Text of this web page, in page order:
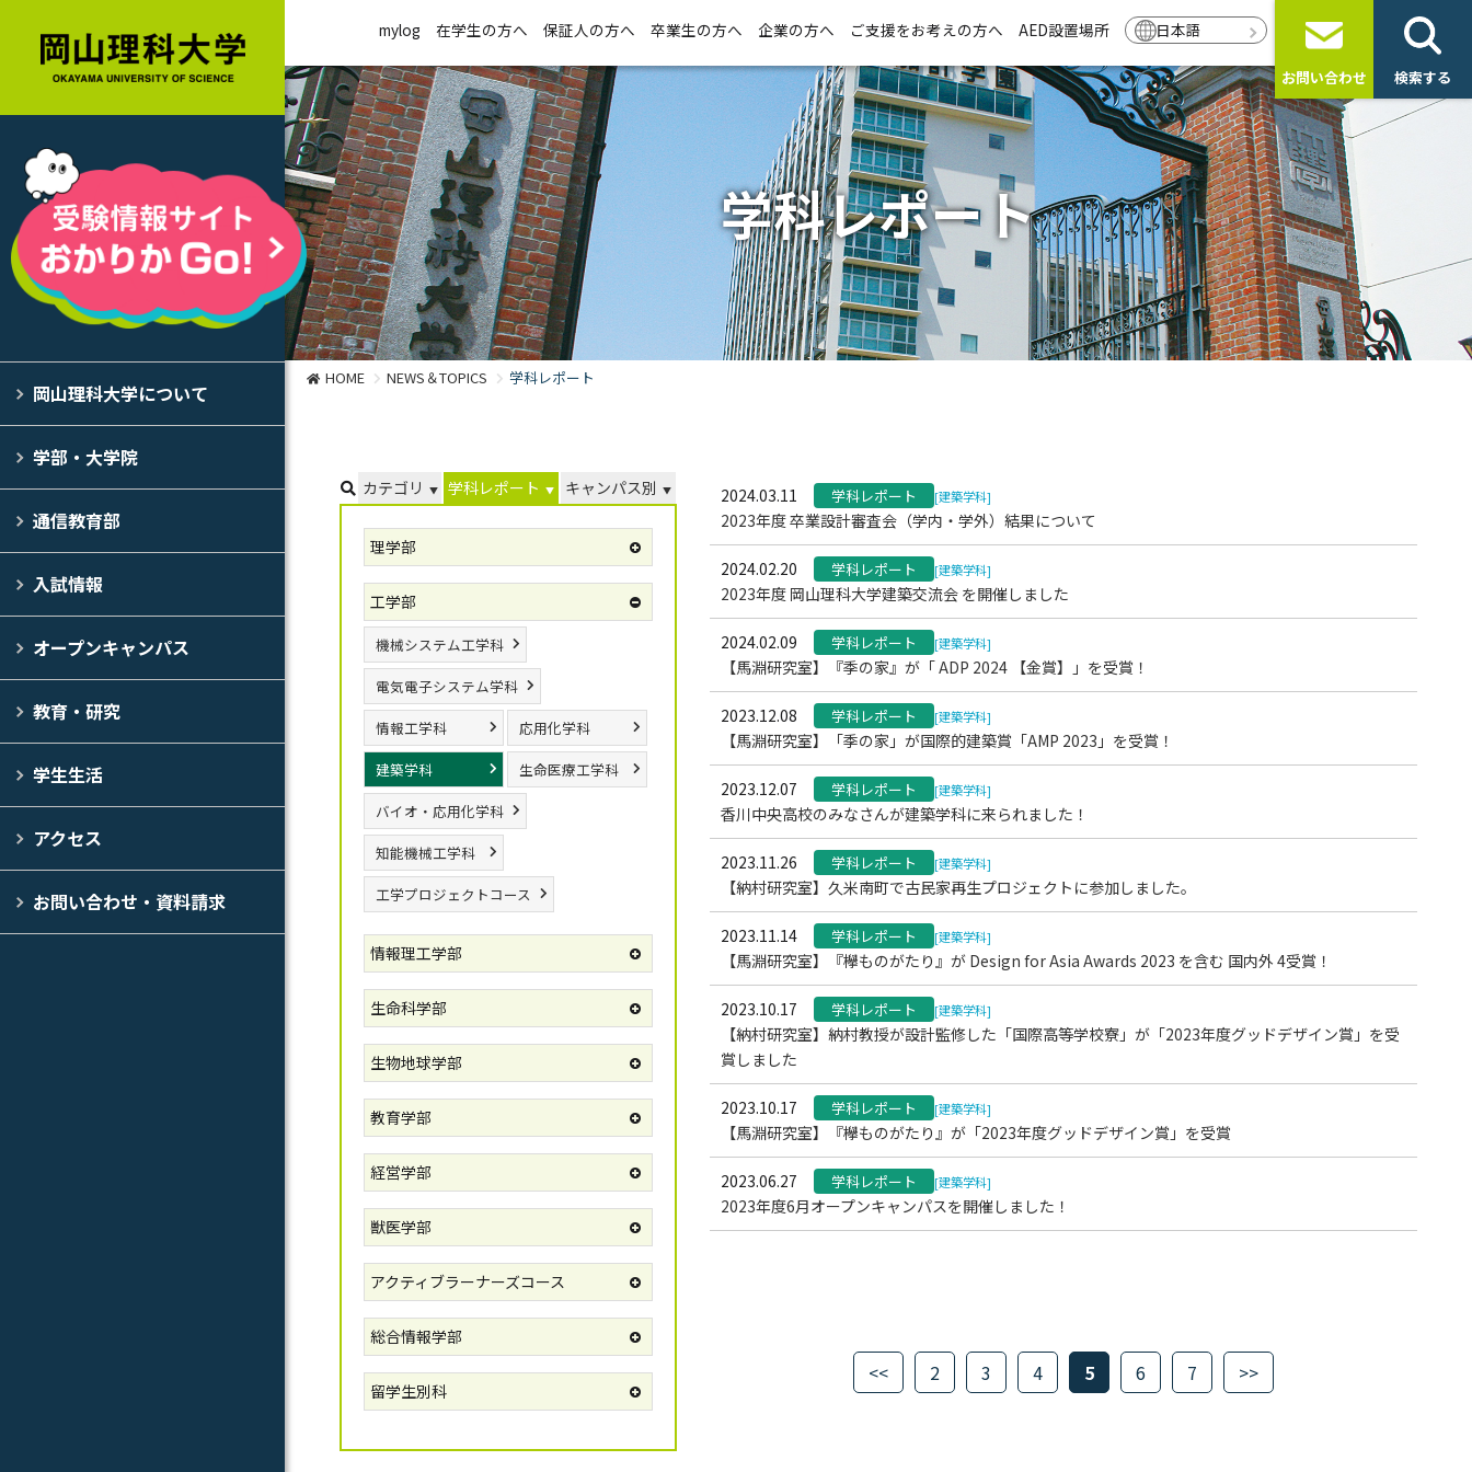
岡山理科大学について
学部・大学院
通信教育部
入試情報
オープンキャンパス
教育・研究
学生生活
アクセス
お問い合わせ・資料請求
mylog 在学生の方へ 保証人の方へ 卒業生の方へ 企業の方へ ご支援をお考えの方へ AED設置場所 日本語
お問い合わせ 検索する
学科レポート
HOME NEWS＆TOPICS 学科レポート
カテゴリ 学科レポート キャンパス別
理学部
工学部
機械システム工学科
電気電子システム学科
情報工学科
応用化学科
建築学科
生命医療工学科
バイオ・応用化学科
知能機械工学科
工学プロジェクトコース
情報理工学部
生命科学部
生物地球学部
教育学部
経営学部
獣医学部
アクティブラーナーズコース
総合情報学部
留学生別科
2024.03.11 学科レポート [建築学科]
2023年度 卒業設計審査会（学内・学外）結果について
2024.02.20 学科レポート [建築学科]
2023年度 岡山理科大学建築交流会 を開催しました
2024.02.09 学科レポート [建築学科]
【馬淵研究室】『季の家』が「 ADP 2024 【金賞】」を受賞！
2023.12.08 学科レポート [建築学科]
【馬淵研究室】「季の家」が国際的建築賞「AMP 2023」を受賞！
2023.12.07 学科レポート [建築学科]
香川中央高校のみなさんが建築学科に来られました！
2023.11.26 学科レポート [建築学科]
【納村研究室】久米南町で古民家再生プロジェクトに参加しました。
2023.11.14 学科レポート [建築学科]
【馬淵研究室】『欅ものがたり』が Design for Asia Awards 2023 を含む 国内外 4受賞！
2023.10.17 学科レポート [建築学科]
【納村研究室】納村教授が設計監修した「国際高等学校寮」が「2023年度グッドデザイン賞」を受
賞しました
2023.10.17 学科レポート [建築学科]
【馬淵研究室】『欅ものがたり』が「2023年度グッドデザイン賞」を受賞
2023.06.27 学科レポート [建築学科]
2023年度6月オープンキャンパスを開催しました！
<< 2 3 4 5 6 7 >>